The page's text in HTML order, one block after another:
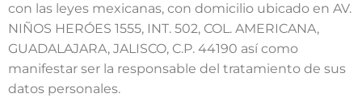
con las leyes mexicanas, con domicilio ubicado en AV.
NIÑOS HERÓES 1555, INT. 502, COL. AMERICANA,
GUADALAJARA, JALISCO, C.P. 44190 así como
manifestar ser la responsable del tratamiento de sus
datos personales.